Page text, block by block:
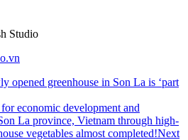
Studio
opened greenhouse in Son La is ‘part
economic development and
La province, Vietnam through high-
vegetables almost completed!Next